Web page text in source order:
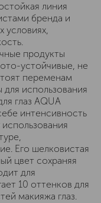
линия
бренда и
условиях,
продукты
устойчивые, не
переменам
использования
глаз AQUA
интенсивность
Его шелковистая
цвет сохраняя
для
10 оттенков для
макияжа глаз.